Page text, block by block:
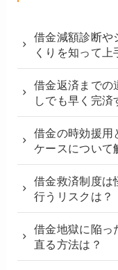
借金減額診断や
くりを知って上
借金返済までの
しでも早く完済
借金の時効援用
ケースについて
借金救済制度は
行うリスクは？
借金地獄に陥っ
直る方法は？